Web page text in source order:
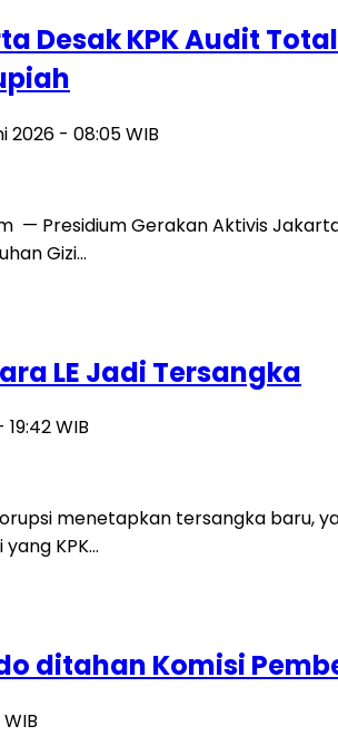
Desak KPK Audit
2026 - 08:05 WIB
— Presidium Gerakan Aktivis
Gizi…
LE Jadi Tersangka
WIB
menetapkan tersangka baru,
KPK…
ditahan Komisi